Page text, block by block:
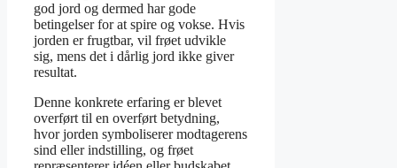
god jord og dermed har gode
betingelser for at spire og vokse. Hvis
jorden er frugtbar, vil frøet udvikle
sig, mens det i dårlig jord ikke giver
resultat.
Denne konkrete erfaring er blevet
overført til en overført betydning,
hvor jorden symboliserer modtagerens
sind eller indstilling, og frøet